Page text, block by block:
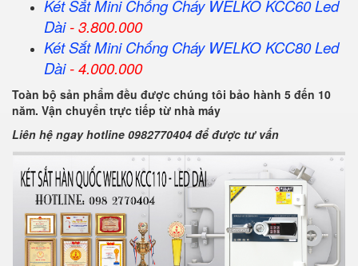
Két Sắt Mini Chống Cháy WELKO KCC60 Led
Dài- 3.800.000
Két Sắt Mini Chống Cháy WELKO KCC80 Led
Dài- 4.000.000
Toàn bộ sản phẩm đều được chúng tôi bảo hành 5 đến 10
năm. Vận chuyển trực tiếp từ nhà máy
Liên hệ ngay hotline 0982770404 để được tư vấn